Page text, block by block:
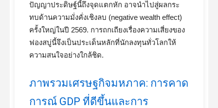
ปัญญาประดิษฐ์นี้ถึงจุดแตกหัก อาจนำไปสู่ผลกระ
ทบด้านความมั่งคั่งเชิงลบ (negative wealth effect)
ครั้งใหญ่ในปี 2569. การถกเถียงเรื่องความเสี่ยงของ
ฟองสบู่นี้จึงเป็นประเด็นหลักที่นักลงทุนทั่วโลกให้
ความสนใจอย่างใกล้ชิด.
ภาพรวมเศรษฐกิจมหภาค: การคาด
การณ์ GDP ที่ดีขึ้นและการ